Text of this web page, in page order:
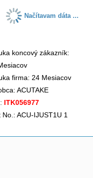
Načítavam dáta ...
koncový zákazník:
firma: 24 Mesiacov
ACUTAKE
ITK056977
No.: ACU-IJUST1U 1